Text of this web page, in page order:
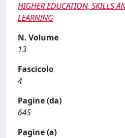
HIGHER EDUCATION, SKILLS
LEARNING
N. Volume
13
Fascicolo
4
Pagine (da)
645
Pagine (a)